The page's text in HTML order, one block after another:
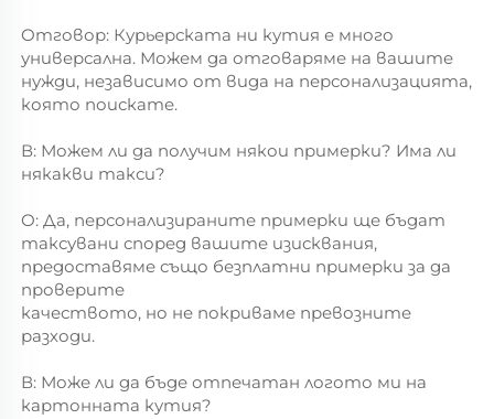
Отговор: Курьерската ни кутия е много
универсална. Можем да отговаряме на вашите
нужди, независимо от вида на персонализацията,
която поискате.
В: Можем ли да получим някои примерки? Има ли
някакви такси?
О: Да, персонализираните примерки ще бъдат
таксувани според вашите изисквания,
предоставяме също безплатни примерки за да
проверите
качеството, но не покриваме превозните
разходи.
В: Може ли да бъде отпечатан логото ми на
картонната кутия?